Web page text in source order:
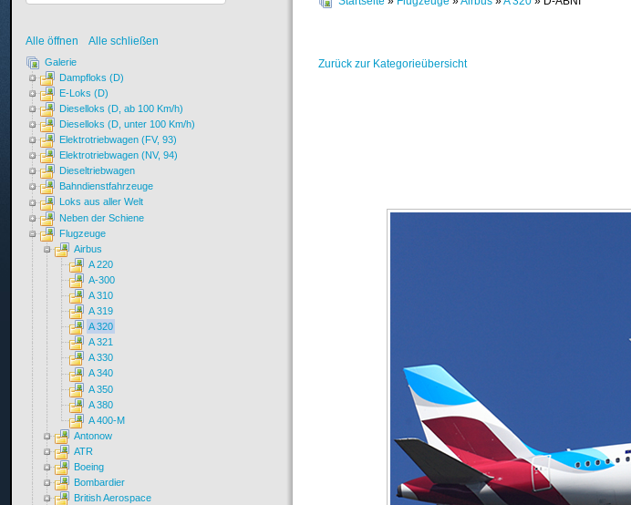
Zurück zur Kategorieübersicht
Alle öffnen Alle schließen
Galerie
Dampfloks (D)
E-Loks (D)
Dieselloks (D, ab 100 Km/h)
Dieselloks (D, unter 100 Km/h)
Elektrotriebwagen (FV, 93)
Elektrotriebwagen (NV, 94)
Dieseltriebwagen
Bahndienstfahrzeuge
Loks aus aller Welt
Neben der Schiene
Flugzeuge
Airbus
A 220
A-300
A 310
A 319
A 320
A 321
A 330
A 340
A 350
A 380
A 400-M
Antonow
ATR
Boeing
Bombardier
British Aerospace